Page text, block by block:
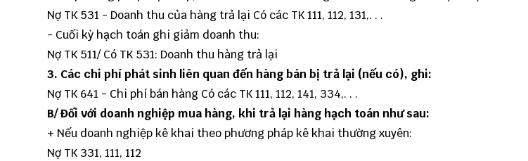
Nợ TK 531 - Doanh thu của hàng trả lại Có các TK 111, 112, 131,. . .
- Cuối kỳ hạch toán ghi giảm doanh thu:
Nợ TK 511/ Có TK 531: Doanh thu hàng trả lại
3. Các chi phí phát sinh liên quan đến hàng bán bị trả lại (nếu có), ghi:
Nợ TK 641 - Chi phí bán hàng Có các TK 111, 112, 141, 334,. . .
B/ Đối với doanh nghiệp mua hàng, khi trả lại hàng hạch toán như sau:
+ Nếu doanh nghiệp kê khai theo phương pháp kê khai thường xuyên:
Nợ TK 331, 111, 112